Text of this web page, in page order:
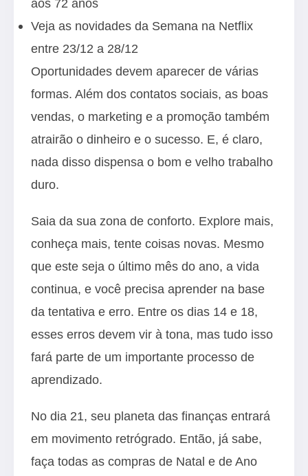
aos 72 anos
Veja as novidades da Semana na Netflix
entre 23/12 a 28/12
Oportunidades devem aparecer de várias
formas. Além dos contatos sociais, as boas
vendas, o marketing e a promoção também
atrairão o dinheiro e o sucesso. E, é claro,
nada disso dispensa o bom e velho trabalho
duro.
Saia da sua zona de conforto. Explore mais,
conheça mais, tente coisas novas. Mesmo
que este seja o último mês do ano, a vida
continua, e você precisa aprender na base
da tentativa e erro. Entre os dias 14 e 18,
esses erros devem vir à tona, mas tudo isso
fará parte de um importante processo de
aprendizado.
No dia 21, seu planeta das finanças entrará
em movimento retrógrado. Então, já sabe,
faça todas as compras de Natal e de Ano